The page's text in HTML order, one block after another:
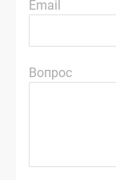
Email
Вопрос